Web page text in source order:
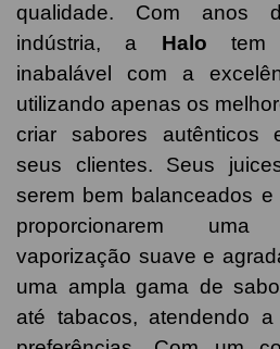
qualidade. Com anos
indústria, a Halo tem
inabalável com a
utilizando apenas os
criar sabores autênticos
seus clientes. Seus
serem bem balanceados
proporcionarem
vaporização suave e
uma ampla gama de
até tabacos, atendendo